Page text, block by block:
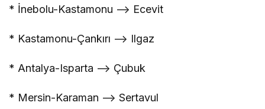
* İnebolu-Kastamonu –> Ecevit
* Kastamonu-Çankırı –> Ilgaz
* Antalya-Isparta –> Çubuk
* Mersin-Karaman –> Sertavul